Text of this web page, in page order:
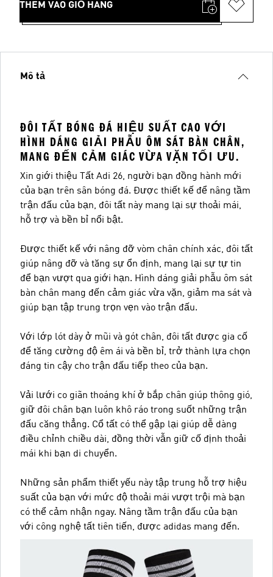
THÊM VÀO GIỎ HÀNG
Mô tả
ĐÔI TẤT BÓNG ĐÁ HIỆU SUẤT CAO VỚI
HÌNH DÁNG GIẢI PHẪU ÔM SÁT BÀN CHÂN,
MANG ĐẾN CẢM GIÁC VỪA VẶN TỐI ƯU.
Xin giới thiệu Tất Adi 26, người bạn đồng hành mới
của bạn trên sân bóng đá. Được thiết kế để nâng tầm
trận đấu của bạn, đôi tất này mang lại sự thoải mái,
hỗ trợ và bền bỉ nổi bật.
Được thiết kế với nâng đỡ vòm chân chính xác, đôi tất
giúp nâng đỡ và tăng sự ổn định, mang lại sự tự tin
để bạn vượt qua giới hạn. Hình dáng giải phẫu ôm sát
bàn chân mang đến cảm giác vừa vặn, giảm ma sát và
giúp bạn tập trung trọn vẹn vào trận đấu.
Với lớp lót dày ở mũi và gót chân, đôi tất được gia cố
để tăng cường độ êm ái và bền bỉ, trở thành lựa chọn
đáng tin cậy cho trận đấu tiếp theo của bạn.
Vải lưới co giãn thoáng khí ở bắp chân giúp thông gió,
giữ đôi chân bạn luôn khô ráo trong suốt những trận
đấu căng thẳng. Cổ tất có thể gập lại giúp dễ dàng
điều chỉnh chiều dài, đồng thời vẫn giữ cố định thoải
mái khi bạn di chuyển.
Những sản phẩm thiết yếu này tập trung hỗ trợ hiệu
suất của bạn với mức độ thoải mái vượt trội mà bạn
có thể cảm nhận ngay. Nâng tầm trận đấu của bạn
với công nghệ tất tiên tiến, được adidas mang đến.